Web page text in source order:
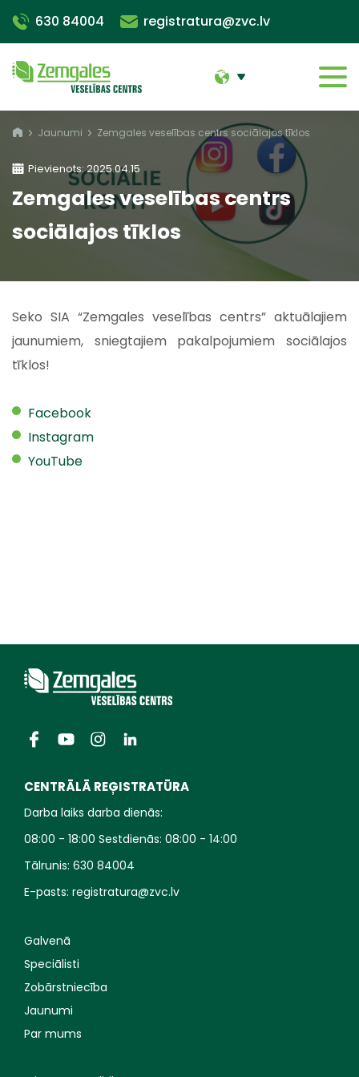
630 84004 registratura@zvc.lv
Jaunumi Zemgales veselības centrs sociālajos tīklos
Pievienots: 2025.04.15
Zemgales veselības centrs
sociālajos tīklos
Seko SIA “Zemgales veselības centrs” aktuālajiem
jaunumiem, sniegtajiem pakalpojumiem sociālajos
tīklos!
Facebook
Instagram
YouTube
CENTRĀLĀ REĢISTRATŪRA
Darba laiks darba dienās:
08:00 - 18:00 Sestdienās: 08:00 - 14:00
Tālrunis: 630 84004
E-pasts: registratura@zvc.lv
Galvenā
Speciālisti
Zobārstniecība
Jaunumi
Par mums